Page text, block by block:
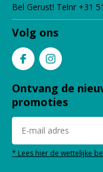
Bel Gerust! Telnr +31
Volg ons
Ontvang de
promoties
* Lees hier de wettelijke